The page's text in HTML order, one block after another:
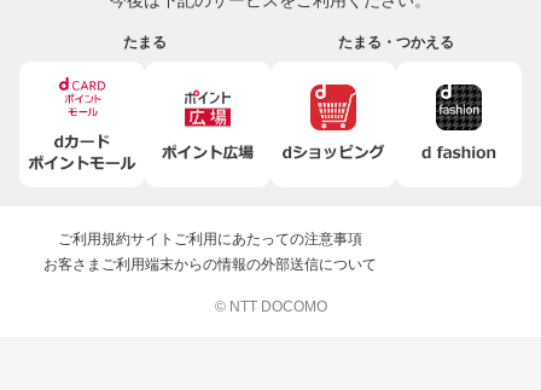
たまる たまる・つかえる
ご利用規約サイトご利用にあたっての注意事項
お客さまご利用端末からの情報の外部送信について
© NTT DOCOMO